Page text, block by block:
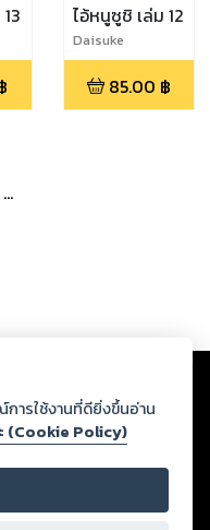
ไอ้หนูซูชิ เล่ม 12
Daisuke
Terasawa
85.00 ฿
ปรากฏว่าละเมิดสิทธิใน
ายและศีลธรรม ดังนั้น ผู้อ่าน
ตนเอง และหากท่านพบว่าส่วน
มายังบริษัท เพื่อทีมงานจะได้
ลิขสิทธิ์ตามพระราชบัญญัติ
ารใช้งานที่ดียิ่งขึ้นอ่าน
(Cookie Policy)